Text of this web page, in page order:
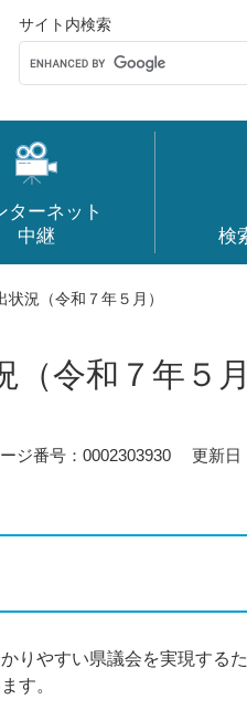
サイト内検索
ターネット
中継
検
況（令和７年５月）
令和７年５月
ジ番号：0002303930 更新日
りやすい県議会を実現する
す。